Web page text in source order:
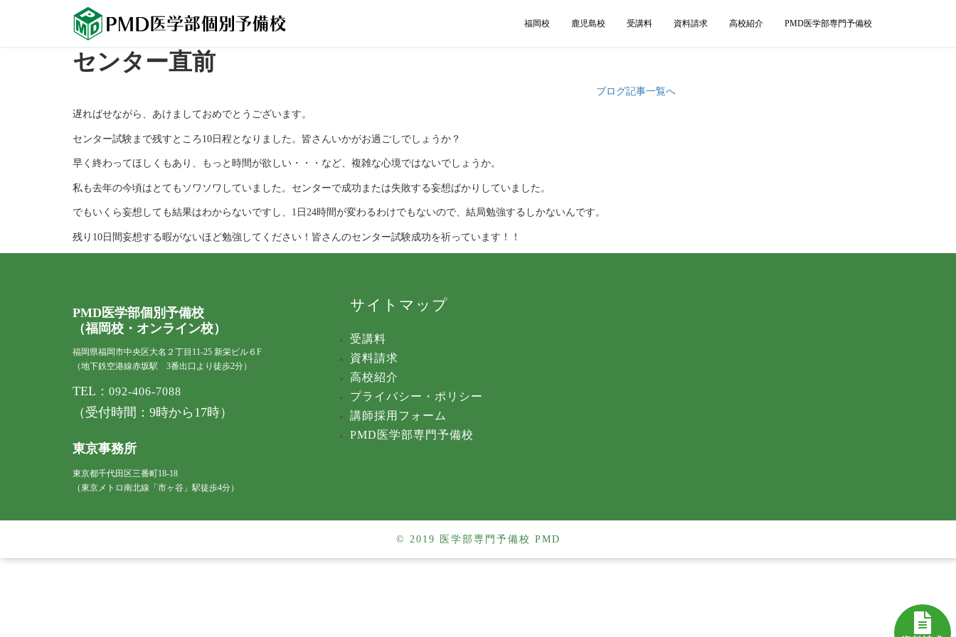
福岡校 鹿児島校 受講料 資料請求 高校紹介 PMD医学部専門予備校
センター直前
ブログ記事一覧へ
遅ればせながら、あけましておめでとうございます。
センター試験まで残すところ10日程となりました。皆さんいかがお過ごしでしょうか？
早く終わってほしくもあり、もっと時間が欲しい・・・など、複雑な心境ではないでしょうか。
私も去年の今頃はとてもソワソワしていました。センターで成功または失敗する妄想ばかりしていました。
でもいくら妄想しても結果はわからないですし、1日24時間が変わるわけでもないので、結局勉強するしかないんです。
残り10日間妄想する暇がないほど勉強してください！皆さんのセンター試験成功を祈っています！！
PMD医学部個別予備校
（福岡校・オンライン校）
福岡県福岡市中央区大名２丁目11-25 新栄ビル６F
（地下鉄空港線赤坂駅 3番出口より徒歩2分）
TEL： 092-406-7088
（受付時間：9時から17時）
東京事務所
東京都千代田区三番町18-18
（東京メトロ南北線「市ヶ谷」駅徒歩4分）
サイトマップ
受講料
資料請求
高校紹介
プライバシー・ポリシー
講師採用フォーム
PMD医学部専門予備校
© 2019 医学部専門予備校 PMD